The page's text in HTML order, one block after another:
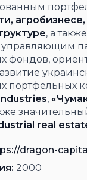
, а
фондов,
портфельных
,
real
dragon-
2000